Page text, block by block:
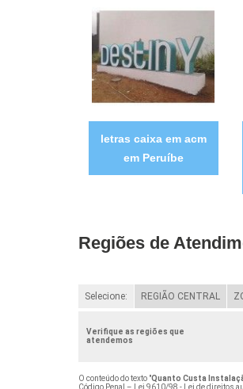
letras caixa em acm
em Peruíbe
Regiões de
Selecione: REGIÃO CENTRAL
Verifique as regiões que
atendemos
O conteúdo do texto "Quanto Custa
Código Penal –
Lei 9610/98 - Lei de direitos